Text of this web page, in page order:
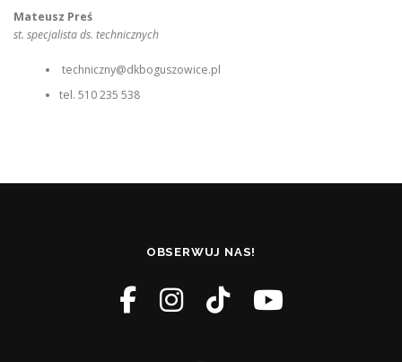
Mateusz Preś
st. specjalista ds. technicznych
techniczny@dkboguszowice.pl
tel. 510 235 538
OBSERWUJ NAS!